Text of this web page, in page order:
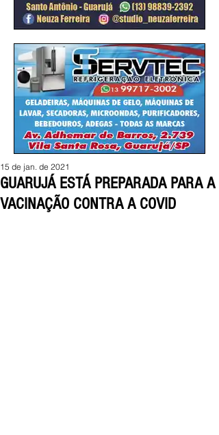
GUARUJÁ ESTÁ PREPARADA PARA A
VACINAÇÃO CONTRA A COVID
15 de jan. de 2021